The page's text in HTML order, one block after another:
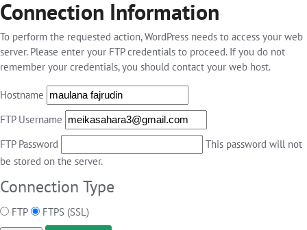
Connection Information
To perform the requested action, WordPress needs to access your web
server. Please enter your FTP credentials to proceed. If you do not
remember your credentials, you should contact your web host.
Hostname
FTP Username
FTP Password
This password will not
be stored on the server.
Connection Type
FTP FTPS (SSL)